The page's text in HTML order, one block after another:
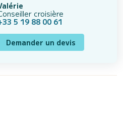
croisière
5 19 88 00 61
Demander un devis